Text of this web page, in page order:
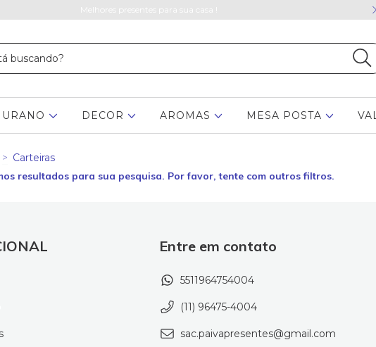
Melhores presentes para sua casa !
DECOR AROMAS MESA POSTA
> Carteiras
resultados para sua pesquisa. Por favor, tente com outros filtros.
Entre em contato
5511964754004
(11) 96475-4004
sac.paivapresentes@gmail.com